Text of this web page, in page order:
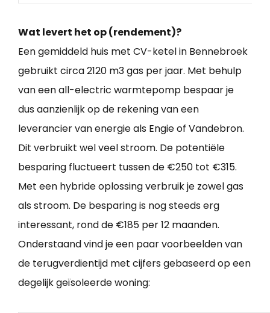
Wat levert het op (rendement)?
Een gemiddeld huis met CV-ketel in Bennebroek
gebruikt circa 2120 m3 gas per jaar. Met behulp
van een all-electric warmtepomp bespaar je
dus aanzienlijk op de rekening van een
leverancier van energie als Engie of Vandebron.
Dit verbruikt wel veel stroom. De potentiële
besparing fluctueert tussen de €250 tot €315.
Met een hybride oplossing verbruik je zowel gas
als stroom. De besparing is nog steeds erg
interessant, rond de €185 per 12 maanden.
Onderstaand vind je een paar voorbeelden van
de terugverdientijd met cijfers gebaseerd op een
degelijk geïsoleerde woning: